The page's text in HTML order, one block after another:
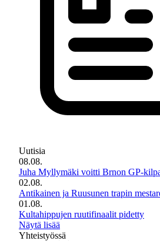
Uutisia
08.08.
Juha Myllymäki voitti Brnon GP-
02.08.
Antikainen ja Ruusunen trapin
01.08.
Kultahippujen ruutifinaalit pidetty
Näytä lisää
Yhteistyössä